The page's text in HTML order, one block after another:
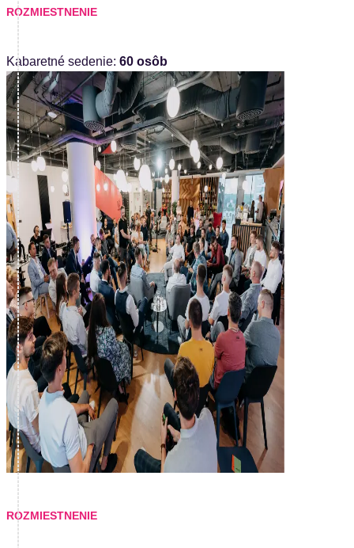
ROZMIESTNENIE
Kabaretné sedenie: 60 osôb
ROZMIESTNENIE